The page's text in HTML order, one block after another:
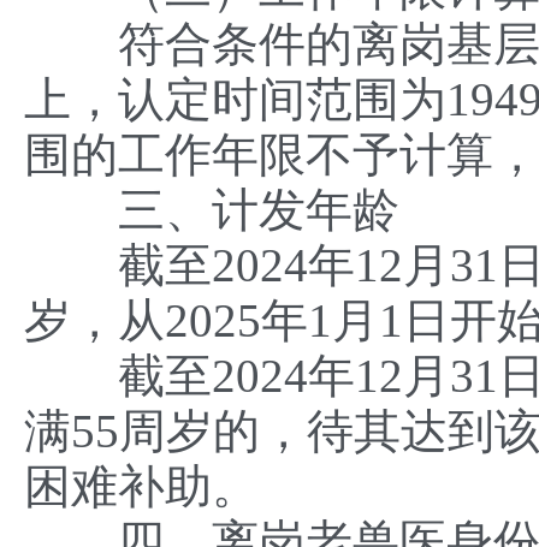
符合条件的离岗基层
上，认定时间范围为
围的工作年限不予计算
三、计发年龄
截至2024年12月31日
岁，从2025年1月1日开
截至2024年12月31日
满55周岁的，待其达到
困难补助。